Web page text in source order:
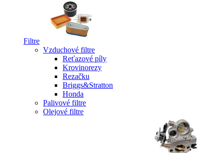
Filtre
Vzduchové filtre
Reťazové píly
Krovinorezy
Rezačku
Briggs&Stratton
Honda
Palivové filtre
Olejové filtre